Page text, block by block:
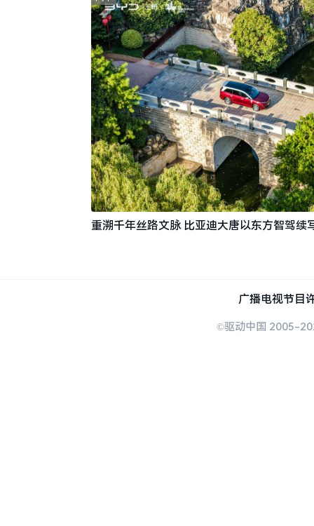
重溯千年丝路文脉 比亚迪大唐以东方智驾续
©驱动中国 2005-
广播电视节目